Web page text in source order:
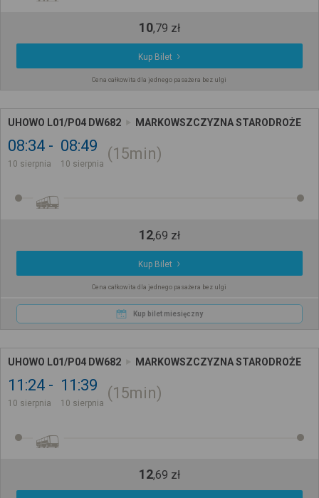
10,79 zł
Kup Bilet
Cena całkowita dla jednego pasażera bez ulgi
UHOWO L01/P04 DW682 MARKOWSZCZYZNA STARODROŻE
08:34
10 sierpnia
08:49
10 sierpnia
15min
12,69 zł
Kup Bilet
Cena całkowita dla jednego pasażera bez ulgi
Kup bilet miesięczny
UHOWO L01/P04 DW682 MARKOWSZCZYZNA STARODROŻE
11:24
10 sierpnia
11:39
10 sierpnia
15min
12,69 zł